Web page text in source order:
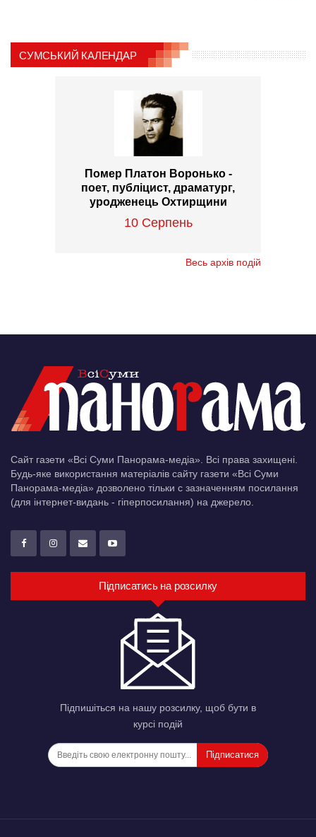
СУМСЬКИЙ КАЛЕНДАР
Помер Платон Воронько -
поет, публіцист, драматург,
уродженець Охтирщини
10 Серпень
Весь архів подій
Сайт газети «Всі Суми Панорама-медіа». Всі права захищені.
Будь-яке використання матеріалів сайту газети «Всі Суми
Панорама-медіа» дозволено тільки c зазначенням посилання
(для інтернет-видань - гіперпосилання) на джерело.
Підписатись на розсилку
Підпишіться на нашу розсилку, щоб бути в
курсі подій
Підписатися